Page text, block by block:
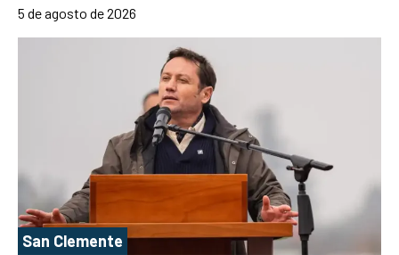
5 de agosto de 2026
San Clemente